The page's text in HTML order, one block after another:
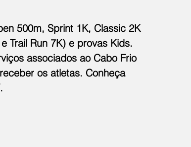
500m, Sprint 1K, Classic 2K
Trail Run 7K) e provas Kids.
associados ao Cabo Frio
os atletas. Conheça
.